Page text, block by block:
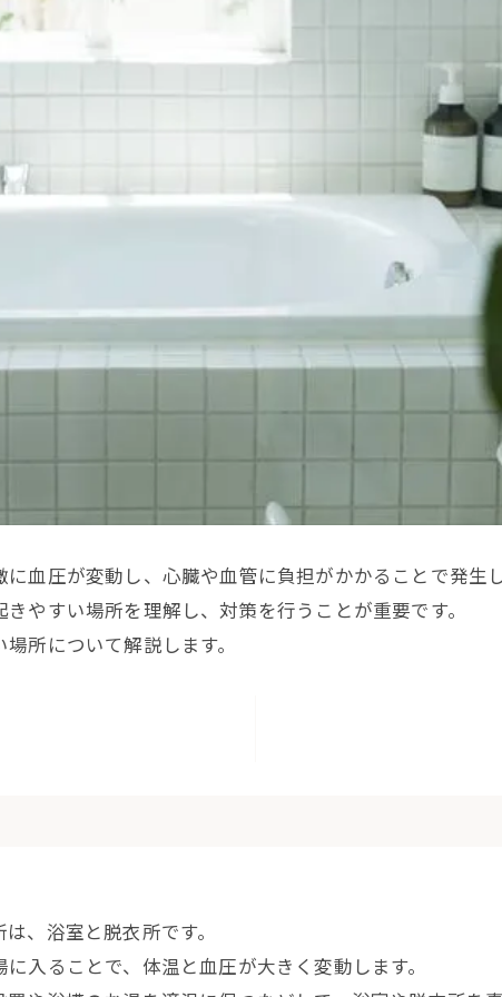
血圧が変動し、心臓や血管に負担がかかることで発生
やすい場所を理解し、対策を行うことが重要です。
所について解説します。
、浴室と脱衣所です。
入ることで、体温と血圧が大きく変動します。